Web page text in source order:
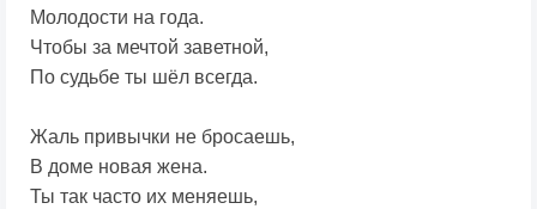
Молодости на года.
Чтобы за мечтой заветной,
По судьбе ты шёл всегда.
Жаль привычки не бросаешь,
В доме новая жена.
Ты так часто их меняешь,